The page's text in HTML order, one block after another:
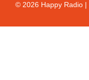
© 2026 Happy Radio |